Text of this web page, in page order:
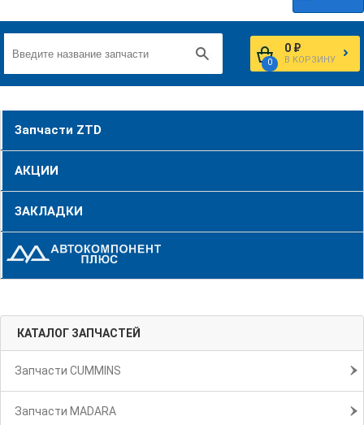
0
0 ₽
В КОРЗИНУ
Запчасти ZTD
АКЦИИ
ЗАКЛАДКИ
КАТАЛОГ ЗАПЧАСТЕЙ
Запчасти CUMMINS
Запчасти MADARA